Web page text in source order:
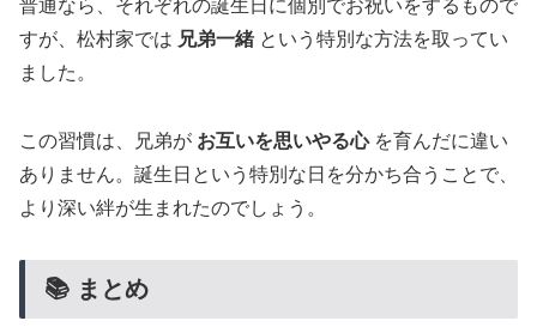
普通なら、それぞれの誕生日に個別でお祝いをするもので
すが、松村家では 兄弟一緒 という特別な方法を取ってい
ました。
この習慣は、兄弟が お互いを思いやる心を育んだに違い
ありません。誕生日という特別な日を分かち合うことで、
より深い絆が生まれたのでしょう。
📚 まとめ